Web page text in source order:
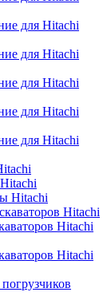
для Hitachi
для Hitachi
для Hitachi
для Hitachi
для Hitachi
Hitachi
Hitachi
Hitachi
Hitachi